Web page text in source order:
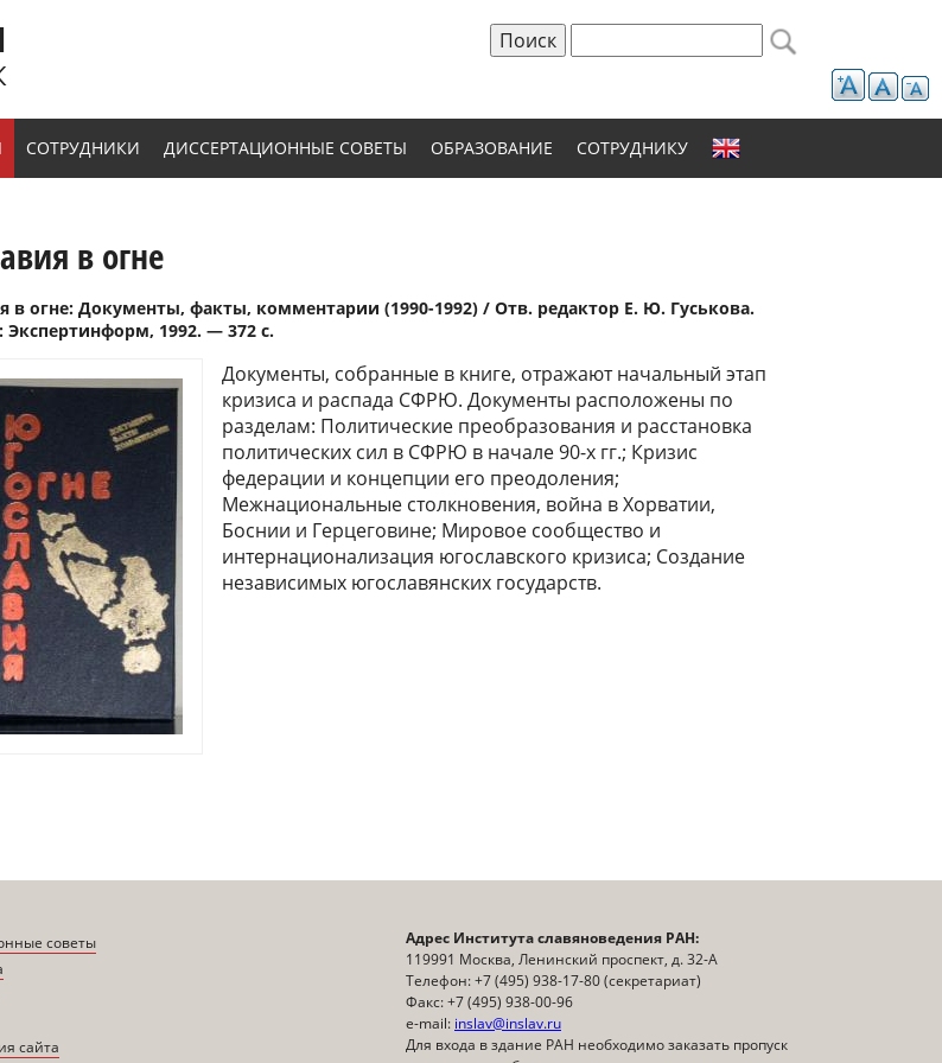
Форма поиска
СОТРУДНИКИ ДИССЕРТАЦИОННЫЕ СОВЕТЫ ОБРАЗОВАНИЕ СОТРУДНИКУ
в огне
в огне: Документы, факты, комментарии (1990-1992) / Отв. редактор Е. Ю. Гуськова.
1992. — 372 с.
Документы, собранные в книге, отражают начальный этап
кризиса и распада СФРЮ. Документы расположены по
разделам: Политические преобразования и расстановка
политических сил в СФРЮ в начале 90-х гг.; Кризис
федерации и концепции его преодоления;
Межнациональные столкновения, война в Хорватии,
Боснии и Герцеговине; Мировое сообщество и
интернационализация югославского кризиса; Создание
независимых югославянских государств.
советы
сайта
Адрес Института славяноведения РАН:
119991 Москва, Ленинский проспект, д. 32-А
Телефон: +7 (495) 938-17-80 (секретариат)
Факс: +7 (495) 938-00-96
e-mail: inslav@inslav.ru
Для входа в здание РАН необходимо заказать пропуск